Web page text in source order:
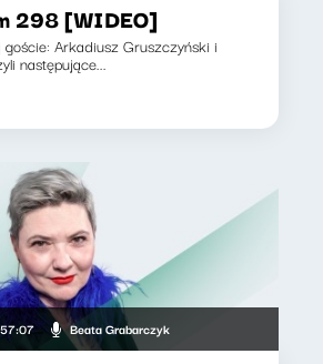
298 [WIDEO]
Arkadiusz Gruszczyński i
następujące...
57:07 Beata Grabarczyk